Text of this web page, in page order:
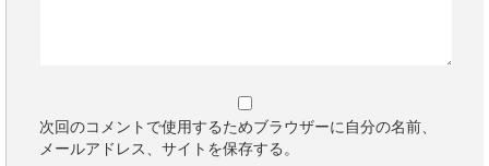
次回のコメントで使用するためブラウザーに自分の名前、
メールアドレス、サイトを保存する。